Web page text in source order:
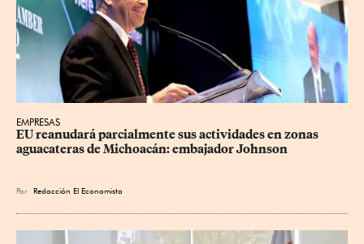
EMPRESAS
EU reanudará parcialmente sus actividades en zonas
aguacateras de Michoacán: embajador Johnson
Por Redacción El Economista